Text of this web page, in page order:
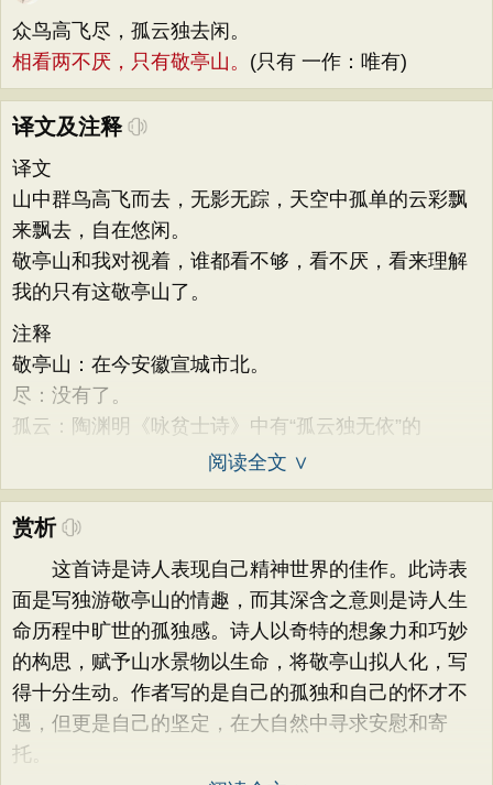
众鸟高飞尽，孤云独去闲。
相看两不厌，只有敬亭山。 (只有 一作：唯有)
译文及注释
译文
山中群鸟高飞而去，无影无踪，天空中孤单的云彩飘
来飘去，自在悠闲。
敬亭山和我对视着，谁都看不够，看不厌，看来理解
我的只有这敬亭山了。
注释
敬亭山：在今安徽宣城市北。
尽：没有了。
孤云：陶渊明《咏贫士诗》中有“孤云独无依”的
阅读全文 ∨
赏析
这首诗是诗人表现自己精神世界的佳作。此诗表
面是写独游敬亭山的情趣，而其深含之意则是诗人生
命历程中旷世的孤独感。诗人以奇特的想象力和巧妙
的构思，赋予山水景物以生命，将敬亭山拟人化，写
得十分生动。作者写的是自己的孤独和自己的怀才不
遇，但更是自己的坚定，在大自然中寻求安慰和寄
托。